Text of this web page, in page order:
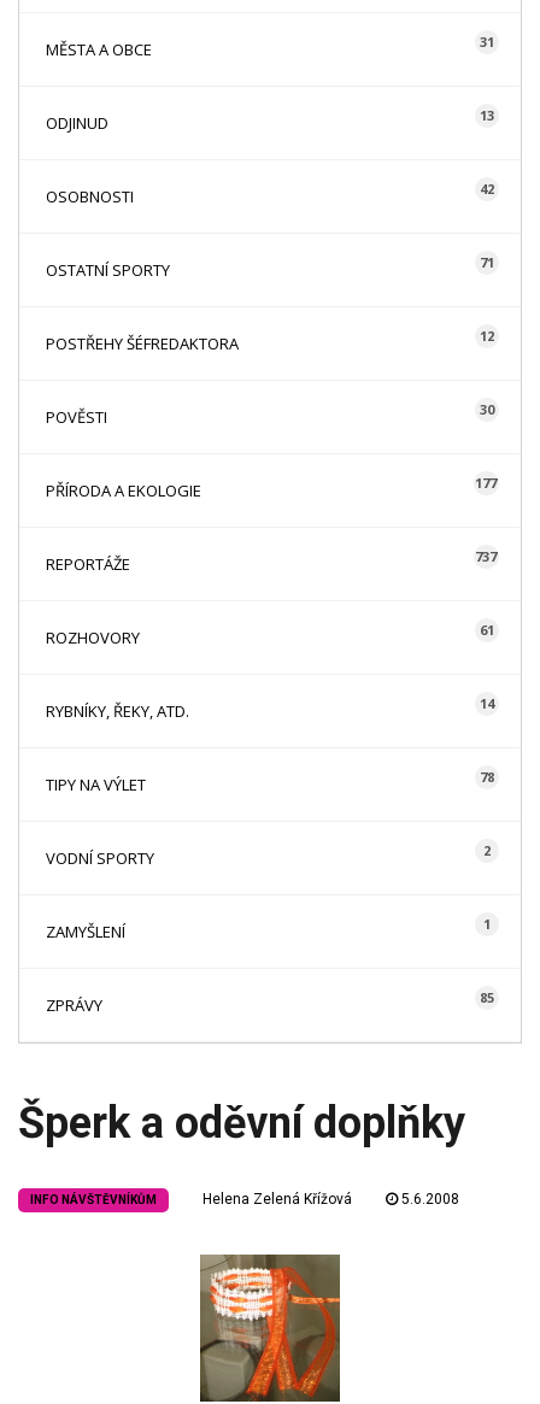
MĚSTA A OBCE 31
ODJINUD 13
OSOBNOSTI 42
OSTATNÍ SPORTY 71
POSTŘEHY ŠÉFREDAKTORA 12
POVĚSTI 30
PŘÍRODA A EKOLOGIE 177
REPORTÁŽE 737
ROZHOVORY 61
RYBNÍKY, ŘEKY, ATD. 14
TIPY NA VÝLET 78
VODNÍ SPORTY 2
ZAMYŠLENÍ 1
ZPRÁVY 85
Šperk a oděvní doplňky
INFO NÁVŠTĚVNÍKŮM Helena Zelená Křížová 5.6.2008